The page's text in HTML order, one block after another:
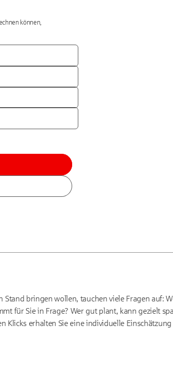
können,
Stand bringen wollen, tauchen viele Fragen auf:
für Sie in Frage? Wer gut plant, kann gezielt
Klicks erhalten Sie eine individuelle